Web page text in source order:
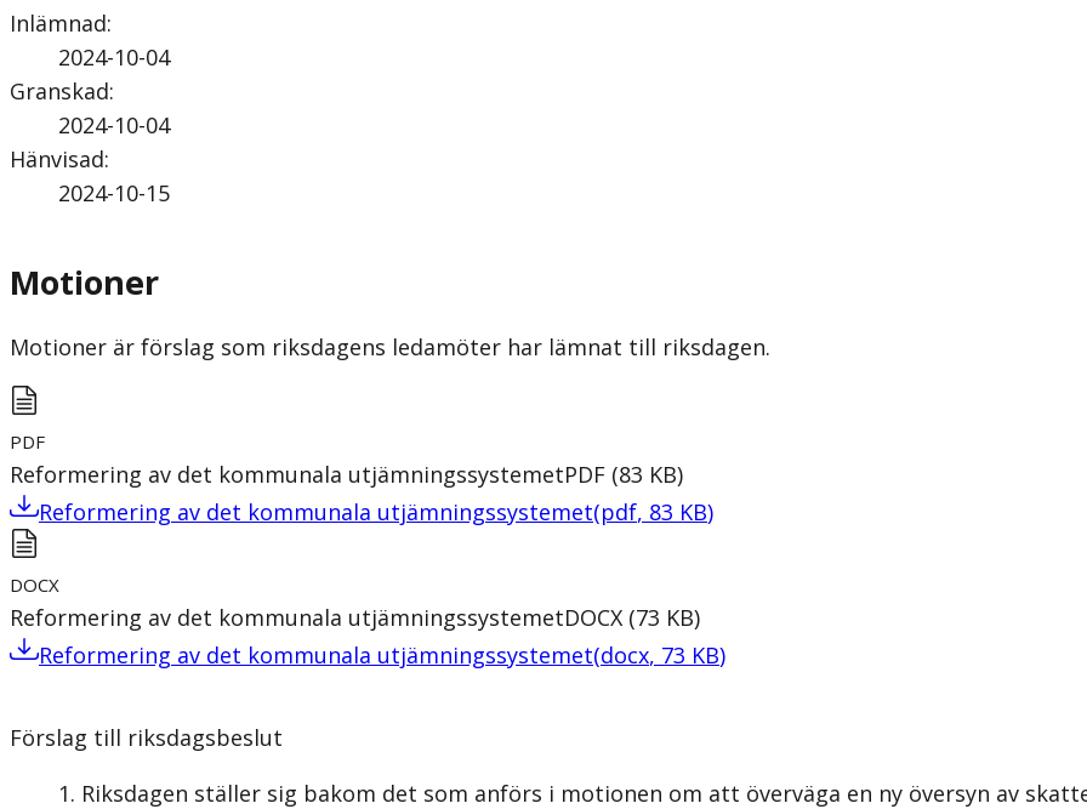
Inlämnad:
2024-10-04
Granskad:
2024-10-04
Hänvisad:
2024-10-15
Motioner
Motioner är förslag som riksdagens ledamöter har lämnat till riksdagen.
PDF
Reformering av det kommunala utjämningssystemetPDF (83 KB)
Reformering av det kommunala utjämningssystemet(pdf, 83 KB)
DOCX
Reformering av det kommunala utjämningssystemetDOCX (73 KB)
Reformering av det kommunala utjämningssystemet(docx, 73 KB)
Förslag till riksdagsbeslut
Riksdagen ställer sig bakom det som anförs i motionen om att överväga en ny översyn av